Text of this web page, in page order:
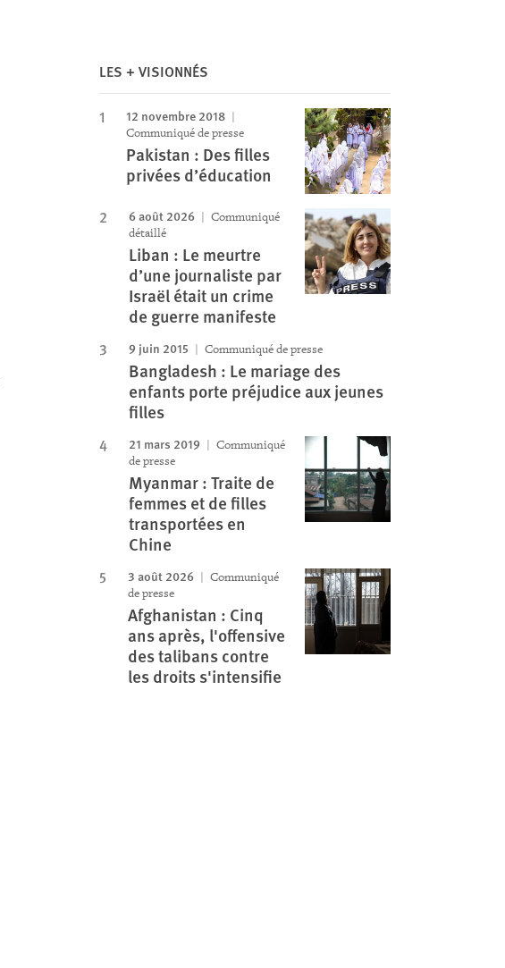
LES + VISIONNÉS
12 novembre 2018
Communiqué de presse
Pakistan : Des filles
privées d’éducation
6 août 2026
Communiqué
détaillé
Liban : Le meurtre
d’une journaliste par
Israël était un crime
de guerre manifeste
9 juin 2015 Communiqué de presse
Bangladesh : Le mariage des
enfants porte préjudice aux jeunes
filles
21 mars 2019
Communiqué
de presse
Myanmar : Traite de
femmes et de filles
transportées en
Chine
3 août 2026
Communiqué
de presse
Afghanistan : Cinq
ans après, l'offensive
des talibans contre
les droits s'intensifie